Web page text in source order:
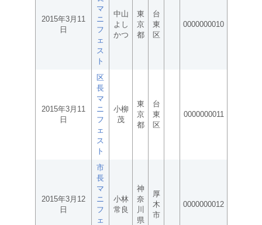
2015年3月11
日
マ
ニ
フ
ェ
ス
ト
中山
よし
かつ
東
京
都
台
東
区
0000000010
2015年3月11
日
区
長
マ
ニ
フ
ェ
ス
ト
小柳
茂
東
京
都
台
東
区
0000000011
2015年3月12
日
市
長
マ
ニ
フ
ェ
小林
常良
神
奈
川
県
厚
木
市
0000000012